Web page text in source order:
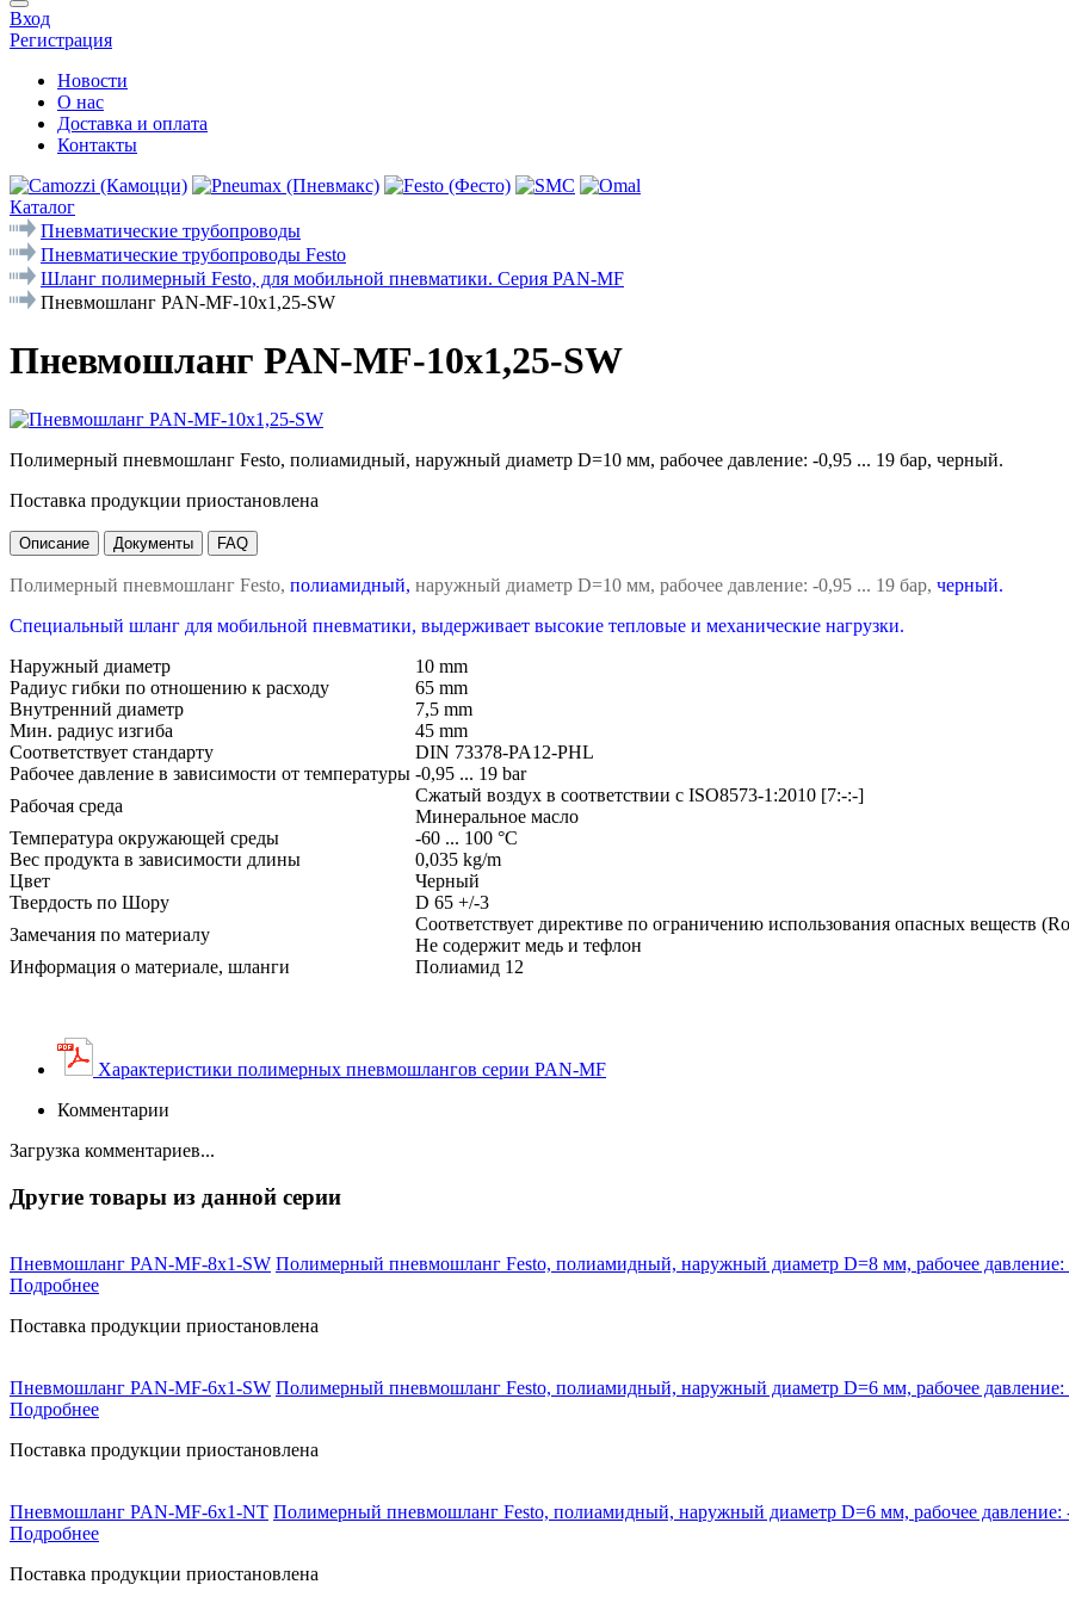
Вход
Регистрация
Новости
О нас
Доставка и оплата
Контакты
Каталог
Пневматические трубопроводы
Пневматические трубопроводы Festo
Шланг полимерный Festo, для мобильной пневматики. Серия PAN-MF
Пневмошланг PAN-MF-10x1,25-SW
Пневмошланг PAN-MF-10x1,25-SW
Полимерный пневмошланг Festo, полиамидный, наружный диаметр D=10 мм, рабочее давление: -0,95 ... 19 бар, черный.
Поставка продукции приостановлена
Описание Документы FAQ
Полимерный пневмошланг Festo, полиамидный, наружный диаметр D=10 мм, рабочее давление: -0,95 ... 19 бар, черный.
Специальный шланг для мобильной пневматики, выдерживает высокие тепловые и механические нагрузки.
Наружный диаметр
10 mm
Радиус гибки по отношению к расходу
65 mm
Внутренний диаметр
7,5 mm
Мин. радиус изгиба
45 mm
Соответствует стандарту
DIN 73378-PA12-PHL
Рабочее давление в зависимости от температуры -0,95 ... 19 bar
Рабочая среда
Сжатый воздух в соответствии с ISO8573-1:2010 [7:-:-]
Минеральное масло
Температура окружающей среды
-60 ... 100 °C
Вес продукта в зависимости длины
0,035 kg/m
Цвет
Черный
Твердость по Шору
D 65 +/-3
Замечания по материалу
Соответствует директиве по ограничению использования опасных веществ
Не содержит медь и тефлон
Информация о материале, шланги
Полиамид 12
Характеристики полимерных пневмошлангов серии PAN-MF
Комментарии
Загрузка комментариев...
Другие товары из данной серии
Пневмошланг PAN-MF-8х1-SW Полимерный пневмошланг Festo, полиамидный, наружный диаметр D=8 мм, рабочее давление:
Подробнее
Поставка продукции приостановлена
Пневмошланг PAN-MF-6х1-SW Полимерный пневмошланг Festo, полиамидный, наружный диаметр D=6 мм, рабочее давление:
Подробнее
Поставка продукции приостановлена
Пневмошланг PAN-MF-6х1-NT Полимерный пневмошланг Festo, полиамидный, наружный диаметр D=6 мм, рабочее давление:
Подробнее
Поставка продукции приостановлена